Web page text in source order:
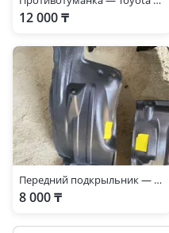
12 000 ₸
Передний подкрыльник — Toyota Hilux 2011-2015
8 000 ₸